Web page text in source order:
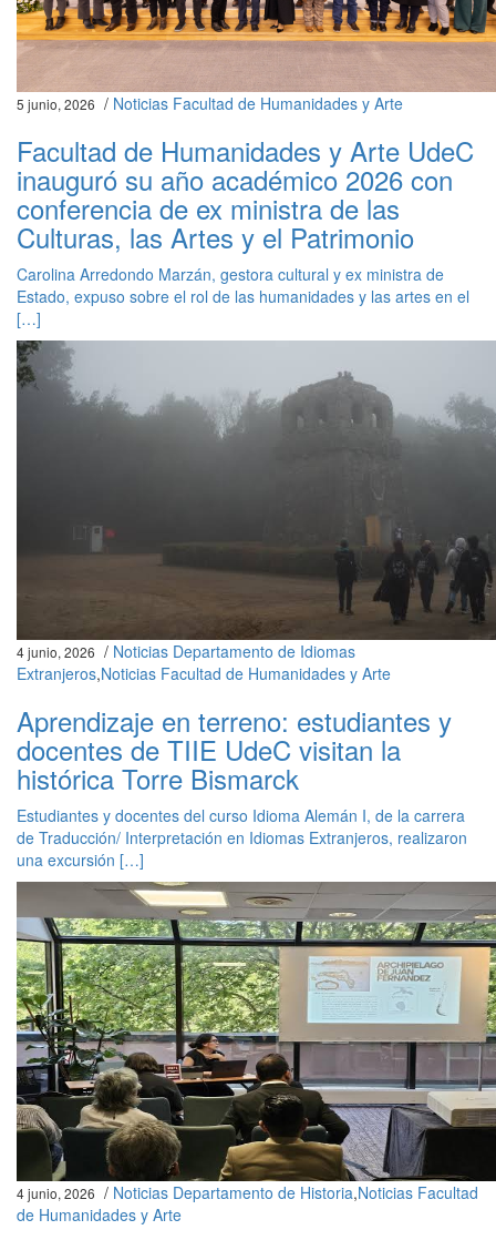
5 junio, 2026 / Noticias Facultad de Humanidades y Arte
Facultad de Humanidades y Arte UdeC
inauguró su año académico 2026 con
conferencia de ex ministra de las
Culturas, las Artes y el Patrimonio
Carolina Arredondo Marzán, gestora cultural y ex ministra de
Estado, expuso sobre el rol de las humanidades y las artes en el
[…]
4 junio, 2026 / Noticias Departamento de Idiomas
Extranjeros,Noticias Facultad de Humanidades y Arte
Aprendizaje en terreno: estudiantes y
docentes de TIIE UdeC visitan la
histórica Torre Bismarck
Estudiantes y docentes del curso Idioma Alemán I, de la carrera
de Traducción/ Interpretación en Idiomas Extranjeros, realizaron
una excursión […]
4 junio, 2026 / Noticias Departamento de Historia,Noticias Facultad
de Humanidades y Arte